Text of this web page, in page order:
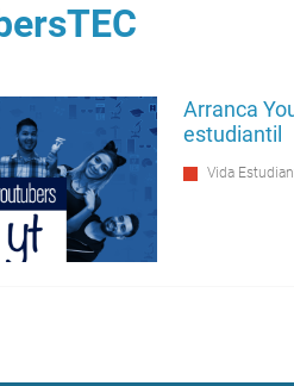
Arranca
estudiantil
Vida